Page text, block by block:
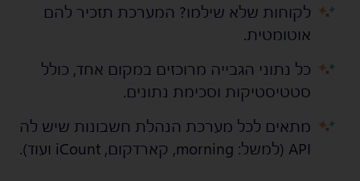
s
לקוחות שלא שילמו? המערכת תזכיר להם
אוטומטית.
s
כל נתוני הגבייה מרוכזים במקום אחד, כולל
סטטיסטיקות וסכימת נתונים.
s
מתאים לכל מערכת הנהלת חשבונות שיש לה
API (למשל: morning, קארדקום, iCount ועוד).